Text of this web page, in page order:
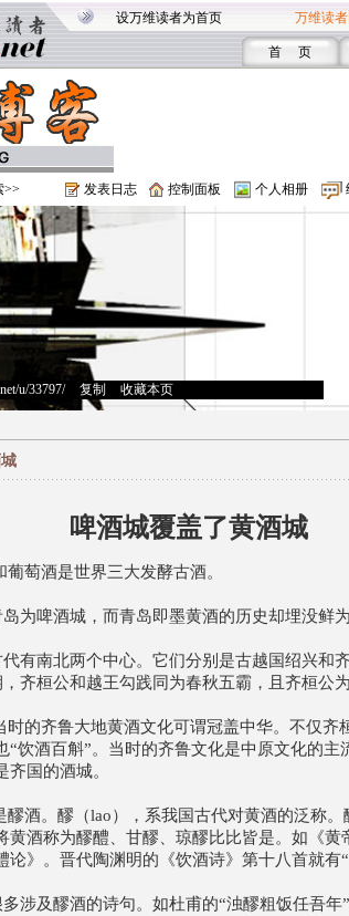
设万维读者为首页 万维读
首 页
>> 发表日志 控制面板 个人相册
u/33797/> 复制 收藏本页
覆盖了黄酒城
萄酒是世界三大发酵古酒。
啤酒城，而青岛即墨黄酒的历史却埋没鲜为
南北两个中心。它们分别是古越国绍兴和
齐桓公和越王勾践同为春秋五霸，且齐桓公
的齐鲁大地黄酒文化可谓冠盖中华。不仅齐
“饮酒百斛”。当时的齐鲁文化是中原文化的主
齐国的酒城。
酒。醪（lao），系我国古代对黄酒的泛称。
黄酒称为醪醴、甘醪、琼醪比比皆是。如《黄
论》。晋代陶渊明的《饮酒诗》第十八首就有“
及醪酒的诗句。如杜甫的“浊醪粗饭任吾年